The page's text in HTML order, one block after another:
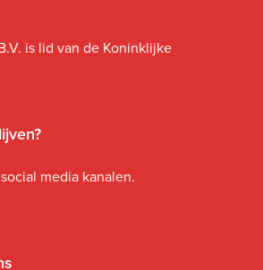
is lid van de Koninklijke
media kanalen.